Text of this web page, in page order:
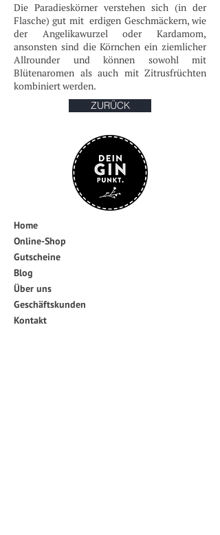
Die Paradieskörner verstehen sich (in der
Flasche) gut mit erdigen Geschmäckern, wie
der Angelikawurzel oder Kardamom,
ansonsten sind die Körnchen ein ziemlicher
Allrounder und können sowohl mit
Blütenaromen als auch mit Zitrusfrüchten
kombiniert werden.
ZURÜCK
Home
Online-Shop
Gutscheine
Blog
Über uns
Geschäftskunden
Kontakt